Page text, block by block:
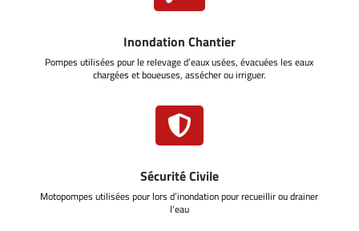
Inondation Chantier
Pompes utilisées pour le relevage d’eaux usées, évacuées les eaux
chargées et boueuses, assécher ou irriguer.

Sécurité Civile
Motopompes utilisées pour lors d’inondation pour recueillir ou drainer
l’eau